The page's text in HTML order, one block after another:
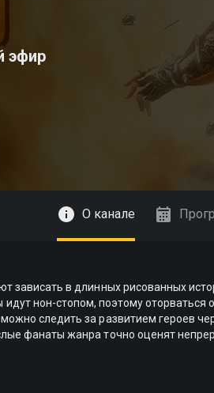
эфир
О канале
зависать в длинных рисованных
нон-стопом, поэтому
следить за развитием героев
фанаты жанра точно оценят